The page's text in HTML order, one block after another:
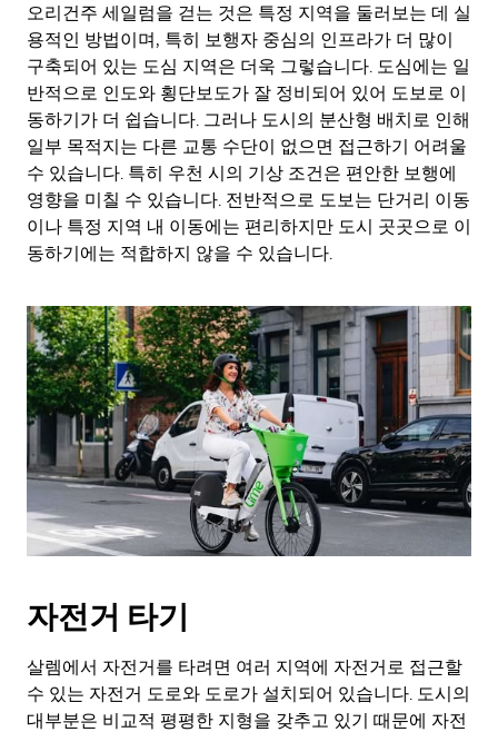
요.
캘
린
더
를
닫
으
려
면
Esc
키
를
르
세
요.
오리건주 세일럼을 걷는 것은 특정 지역을 둘러보는 데 실
용적인 방법이며, 특히 보행자 중심의 인프라가 더 많이
구축되어 있는 도심 지역은 더욱 그렇습니다. 도심에는 일
반적으로 인도와 횡단보도가 잘 정비되어 있어 도보로 이
동하기가 더 쉽습니다. 그러나 도시의 분산형 배치로 인해
일부 목적지는 다른 교통 수단이 없으면 접근하기 어려울
수 있습니다. 특히 우천 시의 기상 조건은 편안한 보행에
영향을 미칠 수 있습니다. 전반적으로 도보는 단거리 이동
이나 특정 지역 내 이동에는 편리하지만 도시 곳곳으로 이
동하기에는 적합하지 않을 수 있습니다.
자전거 타기
살렘에서 자전거를 타려면 여러 지역에 자전거로 접근할
수 있는 자전거 도로와 도로가 설치되어 있습니다. 도시의
대부분은 비교적 평평한 지형을 갖추고 있기 때문에 자전